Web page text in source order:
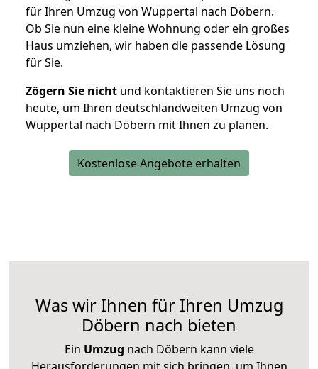
für Ihren Umzug von Wuppertal nach Döbern.
Ob Sie nun eine kleine Wohnung oder ein großes
Haus umziehen, wir haben die passende Lösung
für Sie.
Zögern Sie nicht und kontaktieren Sie uns noch
heute, um Ihren deutschlandweiten Umzug von
Wuppertal nach Döbern mit Ihnen zu planen.
Kostenlose Angebote erhalten
Was wir Ihnen für Ihren Umzug
Döbern nach bieten
Ein Umzug nach Döbern kann viele